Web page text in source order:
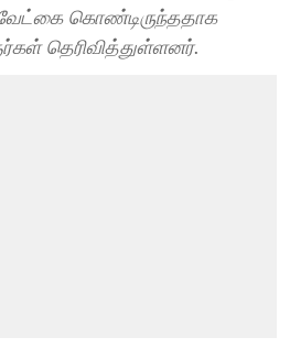
கொண்டிருந்ததாக
தெரிவித்துள்ளனர்.